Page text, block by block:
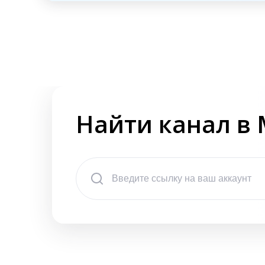
Найти канал в